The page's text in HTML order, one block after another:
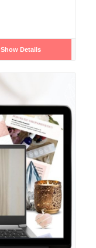
Show Details